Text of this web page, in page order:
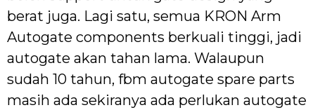
berat juga. Lagi satu, semua KRON Arm
Autogate components berkuali tinggi, jadi
autogate akan tahan lama. Walaupun
sudah 10 tahun, fbm autogate spare parts
masih ada sekiranya ada perlukan autogate